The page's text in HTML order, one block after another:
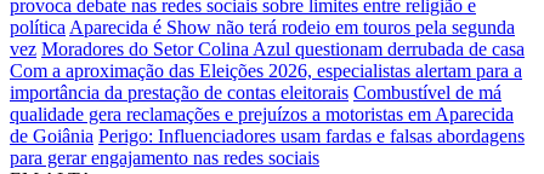
provoca debate nas redes sociais sobre limites entre religião e
política Aparecida é Show não terá rodeio em touros pela segunda
vez Moradores do Setor Colina Azul questionam derrubada de casa
Com a aproximação das Eleições 2026, especialistas alertam para a
importância da prestação de contas eleitorais Combustível de má
qualidade gera reclamações e prejuízos a motoristas em Aparecida
de Goiânia Perigo: Influenciadores usam fardas e falsas abordagens
para gerar engajamento nas redes sociais